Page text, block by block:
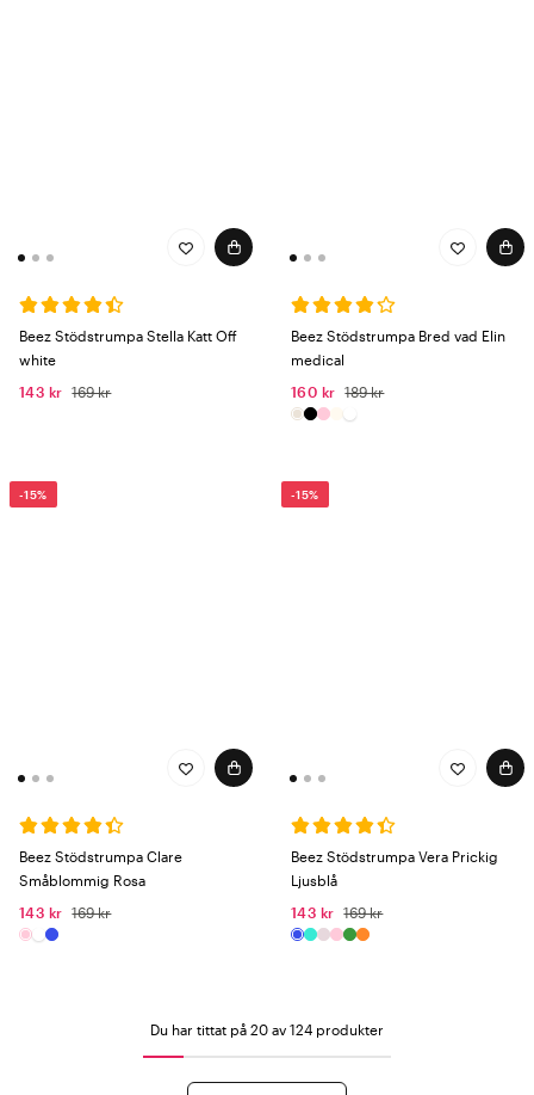
Beez Stödstrumpa Stella Katt Off
white
143 kr
169 kr
Beez Stödstrumpa Bred vad Elin
medical
160 kr
189 kr
-15%
Beez Stödstrumpa Clare
Småblommig Rosa
143 kr
169 kr
-15%
Beez Stödstrumpa Vera Prickig
Ljusblå
143 kr
169 kr
Du har tittat på 20 av 124 produkter